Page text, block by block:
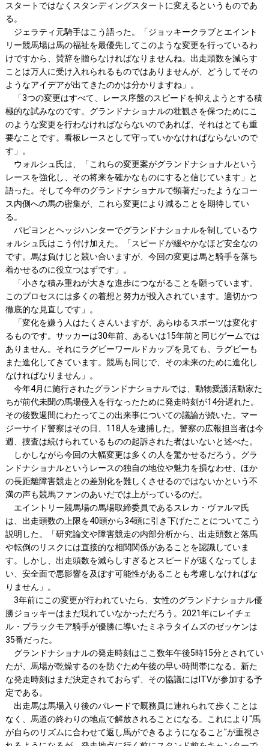
スタートではなくスタンディングスタートに変えるというものであ
る。
ジェラティ元騎手はこう語った。「ジョッキークラブとエイント
リー競馬場は馬の福祉を最優先してこのような変更を行っているわ
けですから、賛辞を贈らなければなりませんね。出走頭数を減らす
ことは万人に受け入れられるものではありませんが、どうしてその
ようなアイデアが出てきたのかは分かりますね」。
「3つの変更はすべて、レース序盤のスピードを抑えようとする積
極的な試みなのです。グランドナショナルの壮観さを保つためにこ
のような変更を行わなければならないのであれば、それはとても重
要なことです。看板レースとして守っていかなければならないので
す」。
ウォルシュ氏は、「これらの変更案がグランドナショナルという
レースを強化し、その将来を確かなものにすると信じています」と
語った。そして今年のグランドナショナルで顕著だったようなコー
ス内側への馬の密集が、これら変更により減ることを期待してい
る。
パピヨンとヘッジハンターでグランドナショナルを制しているウ
ォルシュ氏はこう付け加えた。「スピードが緩やかなほど安全なの
です。馬は負けじと競い合いますが、今回の変更は馬と騎手を落ち
着かせるのに役立つはずです」。
「小さな積み重ねが大きな進歩につながることを願っています。
このプロセスには多くの着想と努力が投入されています。適切かつ
徹底的な見直しです」。
「変化を嫌う人はたくさんいますが、あらゆるスポーツは変化す
るものです。サッカーは30年前、あるいは15年前と同じゲームでは
ありません。それにラグビーワールドカップを見ても、ラグビーも
また進化してきています。競馬も同じで、その未来のために進化し
なければなりません」。
今年4月に施行されたグランドナショナルでは、動物愛護活動家た
ちが前代未聞の馬場侵入を行なったために発走時刻が14分遅れた。
その後数週間にわたってこの出来事についての議論が続いた。マー
ジーサイド警察はその日、118人を逮捕した。警察の広報担当者は今
週、捜査は続けられているものの起訴された者はいないと述べた。
しかしながら今回の大幅変更は多くの人を驚かせるだろう。グラ
ンドナショナルというレースの独自の地位や魅力を損なわせ、ほか
の長距離障害競走との差別化を難しくさせるのではないかという不
満の声も競馬ファンのあいだでは上がっているのだ。
エイントリー競馬場の馬場取締委員であるスレカ・ヴァルマ氏
は、出走頭数の上限を40頭から34頭に引き下げたことについてこう
説明した。「研究論文や障害競走の内部分析から、出走頭数と落馬
や転倒のリスクには直接的な相関関係があることを認識していま
す。しかし、出走頭数を減らしすぎるとスピードが速くなってしま
い、安全面で悪影響を及ぼす可能性があることも考慮しなければな
りません」。
3年前にこの変更が行われていたら、女性のグランドナショナル優
勝ジョッキーはまだ現れていなかっただろう。2021年にレイチェ
ル・ブラックモア騎手が優勝に導いたミネラタイムズのゼッケンは
35番だった。
グランドナショナルの発走時刻はここ数年午後5時15分とされてい
たが、馬場が乾燥するのを防ぐため午後の早い時間帯になる。新た
な発走時刻はまだ決定されておらず、その協議にはITVが参加する予
定である。
出走馬は馬場入り後のパレードで厩務員に連れられて歩くことは
なく、馬道の終わりの地点で解放されることになる。これにより"馬
が自らのリズムに合わせて返し馬ができるようになること"が重視さ